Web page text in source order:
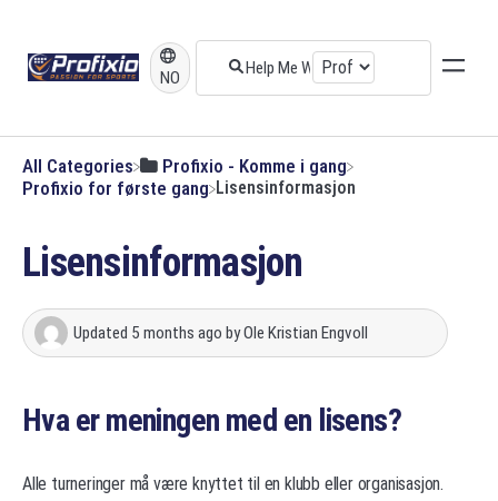
NO
All Categories
​Profixio - Komme i gang
​Profixio for første gang Lisensinformasjon
Lisensinformasjon
Updated 5 months ago byOle Kristian Engvoll
Hva er meningen med en lisens?
Alle turneringer må være knyttet til en klubb eller organisasjon.